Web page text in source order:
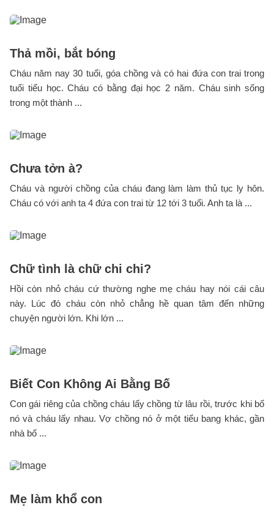
Thả mồi, bắt bóng
Cháu năm nay 30 tuổi, góa chồng và có hai đứa con trai trong
tuổi tiểu học. Cháu có bằng đại học 2 năm. Cháu sinh sống
trong một thành ...
Chưa tởn à?
Cháu và người chồng của cháu đang làm làm thủ tục ly hôn.
Cháu có với anh ta 4 đứa con trai từ 12 tới 3 tuổi. Anh ta là ...
Chữ tình là chữ chi chi?
Hồi còn nhỏ cháu cứ thường nghe mẹ cháu hay nói cái câu
này. Lúc đó cháu còn nhỏ chẳng hề quan tâm đến những
chuyện người lớn. Khi lớn ...
Biết Con Không Ai Bằng Bố
Con gái riêng của chồng cháu lấy chồng từ lâu rồi, trước khi bố
nó và cháu lấy nhau. Vợ chồng nó ở một tiểu bang khác, gần
nhà bố ...
Mẹ làm khổ con